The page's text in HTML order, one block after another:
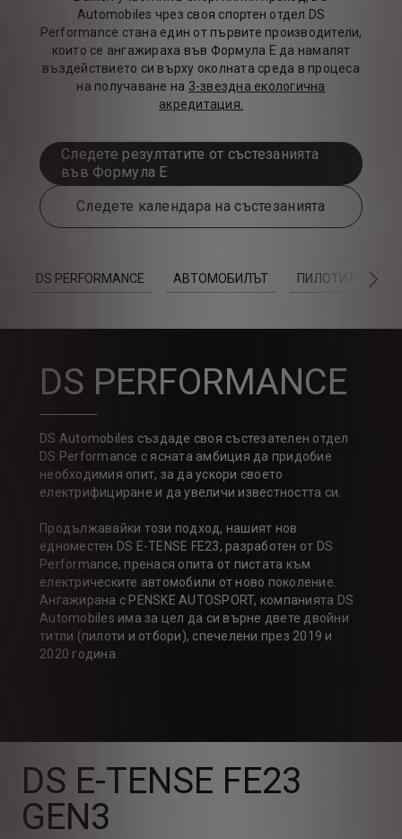
Automobiles чрез своя спортен отдел DS
Performance стана един от първите производители,
които се ангажираха във Формула Е да намалят
въздействието си върху околната среда в процеса
на получаване на 3-звездна екологична
акредитация.
Следете резултатите от състезанията
във Формула Е
Следете календара на състезанията
DS PERFORMANCE АВТОМОБИЛЪТ ПИЛОТИТЕ
DS PERFORMANCE
DS Automobiles създаде своя състезателен отдел
DS Performance с ясната амбиция да придобие
необходимия опит, за да ускори своето
електрифициране и да увеличи известността си.
Продължавайки този подход, нашият нов
едноместен DS E-TENSE FE23, разработен от DS
Performance, пренася опита от пистата към
електрическите автомобили от ново поколение.
Ангажирана с PENSKE AUTOSPORT, компанията DS
Automobiles има за цел да си върне двете двойни
титли (пилоти и отбори), спечелени през 2019 и
2020 година.
DS E-TENSE FE23
GEN3